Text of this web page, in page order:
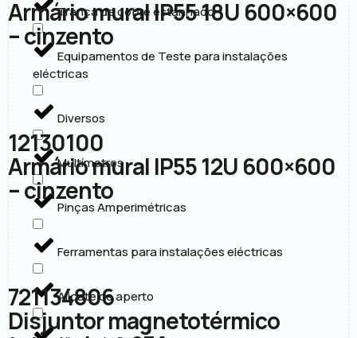
Trança de cobre estanhado
Equipamentos de Teste para instalações
eléctricas
Diversos
Multímetros
Pinças Amperimétricas
Ferramentas para instalações eléctricas
Alicate de aperto
Armário mural IP55 18U 600×600
– cinzento
12130100
Armário mural IP55 12U 600×600
– cinzento
721134806
Disjuntor magnetotérmico